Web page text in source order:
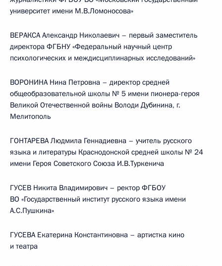
университет имени М.В.Ломоносова»
ВЕРАКСА Александр Николаевич – первый заместитель
директора ФГБНУ «Федеральный научный центр
психологических и междисциплинарных исследований»
ВОРОНИНА Нина Петровна – директор средней
общеобразовательной школы № 5 имени пионера-героя
Великой Отечественной войны Володи Дубинина, г.
Мелитополь
ГОНТАРЕВА Людмила Геннадиевна – учитель русского
языка и литературы Краснодонской средней школы № 24
имени Героя Советского Союза И.В.Туркенича
ГУСЕВ Никита Владимирович – ректор ФГБОУ
ВО «Государственный институт русского языка имени
А.С.Пушкина»
ГУСЕВА Екатерина Константиновна – артистка кино
и театра